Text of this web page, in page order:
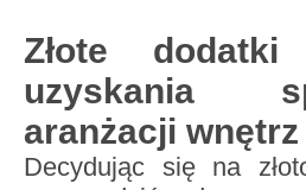
Złote
uzyskania
aranżacji wnętrz
Decydując się na